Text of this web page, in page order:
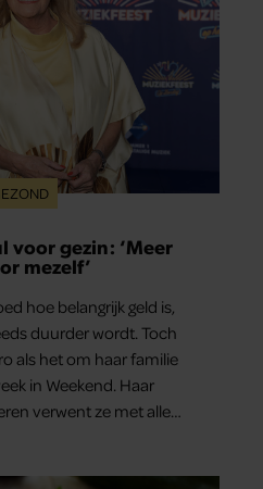
voor gezin: ‘Meer
mezelf’
hoe belangrijk geld is,
duurder wordt. Toch
als het om haar familie
in Weekend. Haar
verwent ze met alle